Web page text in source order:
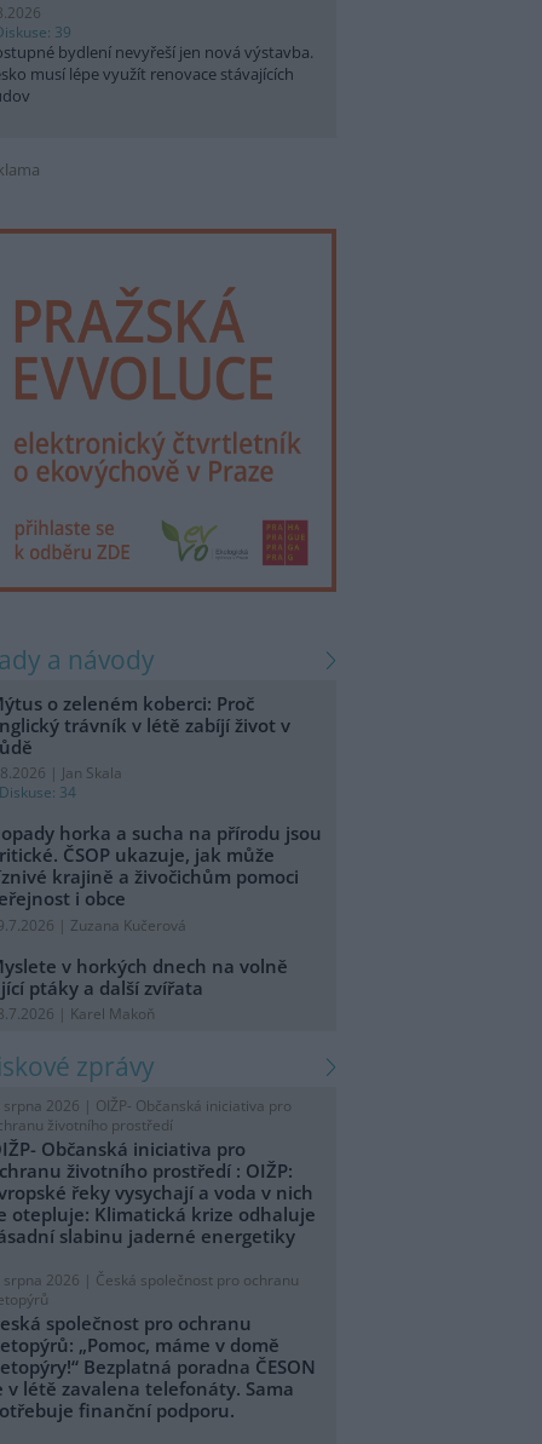
39
bydlení nevyřeší jen nová výstavba.
musí lépe využít renovace stávajících
a návody
o zeleném koberci: Proč
trávník v létě zabíjí život v
| Jan Skala
Diskuse: 34
horka a sucha na přírodu jsou
ČSOP ukazuje, jak může
krajině a živočichům pomoci
i obce
| Zuzana Kučerová
v horkých dnech na volně
ptáky a další zvířata
| Karel Makoň
zprávy
srpna 2026 | OIŽP- Občanská iniciativa pro
životního prostředí
Občanská iniciativa pro
životního prostředí : OIŽP:
řeky vysychají a voda v nich
otepluje: Klimatická krize odhaluje
slabinu jaderné energetiky
srpna 2026 | Česká společnost pro ochranu
společnost pro ochranu
„Pomoc, máme v domě
Bezplatná poradna ČESON
v létě zavalena telefonáty. Sama
finanční podporu.